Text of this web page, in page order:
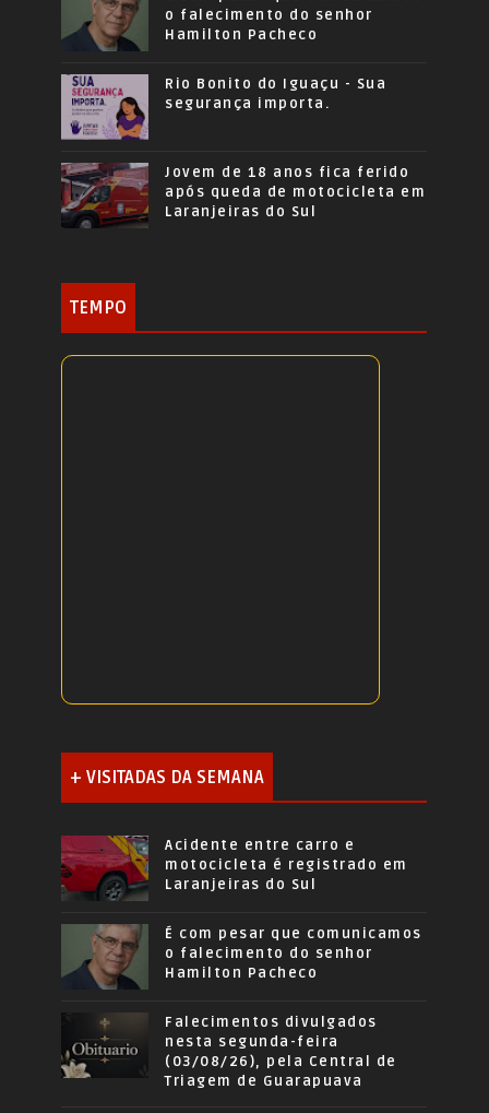
o falecimento do senhor
Hamilton Pacheco
Rio Bonito do Iguaçu - Sua
segurança importa.
Jovem de 18 anos fica ferido
após queda de motocicleta em
Laranjeiras do Sul
TEMPO
+ VISITADAS DA SEMANA
Acidente entre carro e
motocicleta é registrado em
Laranjeiras do Sul
É com pesar que comunicamos
o falecimento do senhor
Hamilton Pacheco
Falecimentos divulgados
nesta segunda-feira
(03/08/26), pela Central de
Triagem de Guarapuava